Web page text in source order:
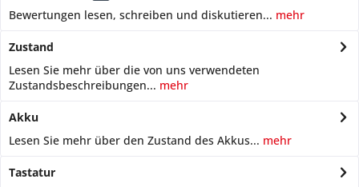
Bewertungen lesen, schreiben und diskutieren... mehr
Zustand
Lesen Sie mehr über die von uns verwendeten
Zustandsbeschreibungen... mehr
Akku
Lesen Sie mehr über den Zustand des Akkus... mehr
Tastatur